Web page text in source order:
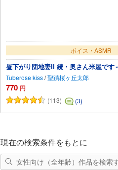
ボイス・ASMR
昼下がり団地妻II 続・奥さん米屋です
Tuberose kiss/聖蹟桜ヶ丘太郎
770 円
(113) (3)
カートに追加
現在の検索条件をもとに
女性向け（全年齢）作品を検索